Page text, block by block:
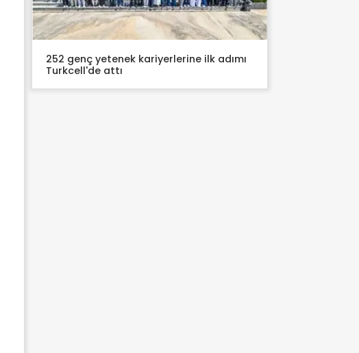
252 genç yetenek kariyerlerine ilk adımı
Turkcell'de attı